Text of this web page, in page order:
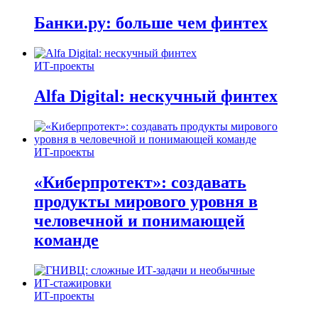
Банки.ру: больше чем финтех
ИТ-проекты
Alfa Digital: нескучный финтех
ИТ-проекты
«Киберпротект»: создавать
продукты мирового уровня в
человечной и понимающей
команде
ИТ-проекты